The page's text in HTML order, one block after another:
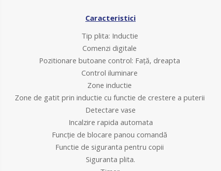
Caracteristici
Tip plita: Inductie
Comenzi digitale
Pozitionare butoane control: Faţă, dreapta
Control iluminare
Zone inductie
Zone de gatit prin inductie cu functie de crestere a puterii
Detectare vase
Incalzire rapida automata
Funcţie de blocare panou comandă
Functie de siguranta pentru copii
Siguranta plita.